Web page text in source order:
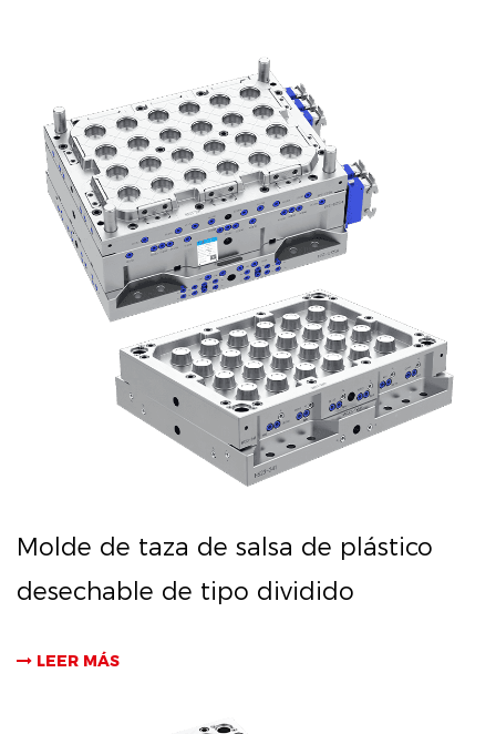
Molde de taza de salsa de plástico
desechable de tipo dividido
LEER MÁS